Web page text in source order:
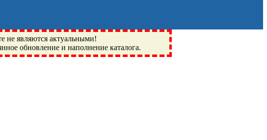
не являются актуальными!
обновление и наполнение каталога.
Фряново, Монино, Ивантеевка, подшипники, пневматика, метизы,
LQY, DPI, BSN, SPZ, РФ, BMZ, ХАРП, CX, РОЛТОМ, APZ, FBJ, KYK,